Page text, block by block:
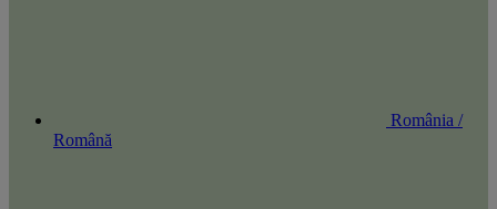
România /
Română